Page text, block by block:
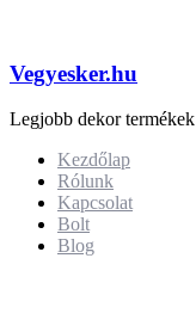
Vegyesker.hu
Legjobb dekor termékek
Kezdőlap
Rólunk
Kapcsolat
Bolt
Blog